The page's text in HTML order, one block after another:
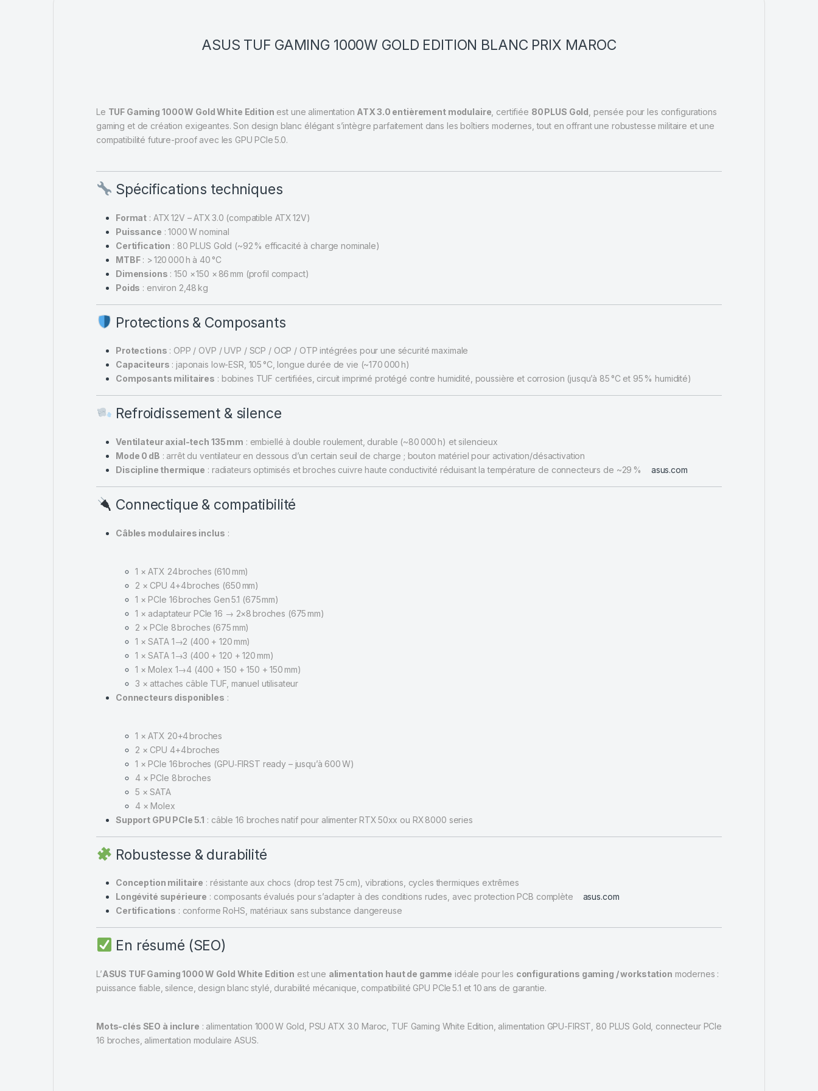
ASUS TUF GAMING 1000W GOLD EDITION BLANC PRIX MAROC
Le TUF Gaming 1000 W Gold White Edition est une alimentation ATX 3.0 entièrement modulaire , certifiée 80 PLUS Gold , pensée pour les configurations
gaming et de création exigeantes. Son design blanc élégant s’intègre parfaitement dans les boîtiers modernes, tout en offrant une robustesse militaire et une
compatibilité future-proof avec les GPU PCIe 5.0.
Spécifications techniques
Format : ATX 12V – ATX 3.0 (compatible ATX 12V)
Puissance : 1000 W nominal
Certification : 80 PLUS Gold (~92 % efficacité à charge nominale)
MTBF: > 120 000 h à 40 °C
Dimensions : 150 × 150 × 86 mm (profil compact)
Poids : environ 2,48 kg
Protections & Composants
Protections : OPP / OVP / UVP / SCP / OCP / OTP intégrées pour une sécurité maximale
Capaciteurs : japonais low-ESR, 105 °C, longue durée de vie (~170 000 h)
Composants militaires : bobines TUF certifiées, circuit imprimé protégé contre humidité, poussière et corrosion (jusqu’à 85 °C et 95 % humidité)
Refroidissement & silence
Ventilateur axial-tech 135 mm : embiellé à double roulement, durable (~80 000 h) et silencieux
Mode 0 dB : arrêt du ventilateur en dessous d’un certain seuil de charge ; bouton matériel pour activation/désactivation
Discipline thermique : radiateurs optimisés et broches cuivre haute conductivité réduisant la température de connecteurs de ~29 % asus.com
Connectique & compatibilité
Câbles modulaires inclus :
1 × ATX 24 broches (610 mm)
2 × CPU 4+4 broches (650 mm)
1 × PCIe 16 broches Gen 5.1 (675 mm)
1 × adaptateur PCIe 16 → 2×8 broches (675 mm)
2 × PCIe 8 broches (675 mm)
1 × SATA 1→2 (400 + 120 mm)
1 × SATA 1→3 (400 + 120 + 120 mm)
1 × Molex 1→4 (400 + 150 + 150 + 150 mm)
3 × attaches câble TUF, manuel utilisateur
Connecteurs disponibles :
1 × ATX 20+4 broches
2 × CPU 4+4 broches
1 × PCIe 16 broches (GPU‑FIRST ready – jusqu’à 600 W)
4 × PCIe 8 broches
5 × SATA
4 × Molex
Support GPU PCIe 5.1 : câble 16 broches natif pour alimenter RTX 50xx ou RX 8000 series
Robustesse & durabilité
Conception militaire : résistante aux chocs (drop test 75 cm), vibrations, cycles thermiques extrêmes
Longévité supérieure : composants évalués pour s’adapter à des conditions rudes, avec protection PCB complète
asus.com
Certifications : conforme RoHS, matériaux sans substance dangereuse
En résumé (SEO)
L’ASUS TUF Gaming 1000 W Gold White Edition est une alimentation haut de gamme idéale pour les configurations gaming / workstation modernes :
puissance fiable, silence, design blanc stylé, durabilité mécanique, compatibilité GPU PCIe 5.1 et 10 ans de garantie.
Mots-clés SEO à inclure : alimentation 1000 W Gold, PSU ATX 3.0 Maroc, TUF Gaming White Edition, alimentation GPU-FIRST, 80 PLUS Gold, connecteur PCIe
16 broches, alimentation modulaire ASUS.